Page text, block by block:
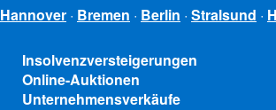
Hannover · Bremen · Berlin · Stralsund ·
Insolvenzversteigerungen
Online-Auktionen
Unternehmensverkäufe